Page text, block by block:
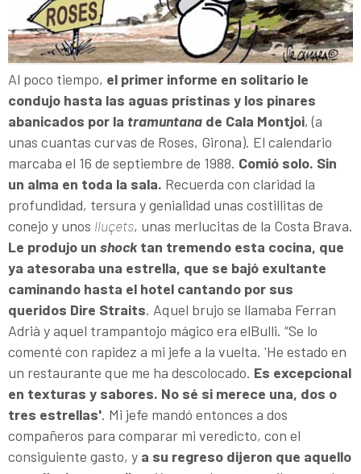
Al poco tiempo, el primer informe en solitario le
condujo hasta las aguas prístinas y los pinares
abanicados por la tramuntana de Cala Montjoi, (a
unas cuantas curvas de Roses, Girona). El ca­lendario
marcaba el 16 de septiembre de 1988. Comió solo. Sin
un alma en toda la sala. Recuerda con claridad la
profundidad, tersura y genialidad unas costillitas de
conejo y unos lluçets, unas merlucitas de la Costa Brava.
Le produjo un shock tan tremendo esta cocina, que
ya atesoraba una estrella, que se bajó exultante
caminando hasta el hotel cantando por sus
queridos Dire Straits. Aquel brujo se llamaba Ferran
Adrià y aquel trampantojo mágico era elBulli. “Se lo
comenté con rapidez a mi jefe a la vuelta. 'He estado en
un restaurante que me ha descolocado. Es excepcional
en texturas y sabores. No sé si merece una, dos o
tres estrellas'. Mi jefe mandó entonces a dos
compañeros para comparar mi veredicto, con el
consiguiente gasto, y a su regreso dijeron que aquello